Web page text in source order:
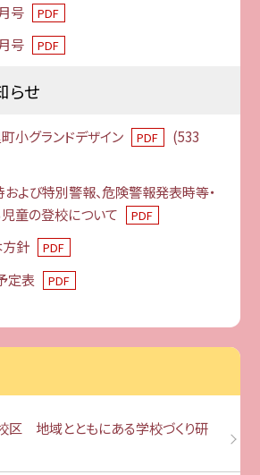
号 PDF
号 PDF
らせ
小グランドデザイン PDF
(533
よび特別警報、危険警報発表時等・
童の登校について
PDF
針 PDF
定表 PDF
区 地域とともにある学校づくり研